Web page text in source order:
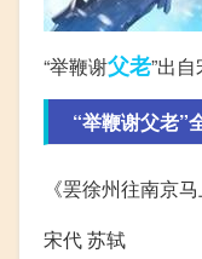
“举鞭谢父老”出
“举鞭谢父老”
《罢徐州往南京
宋代 苏轼